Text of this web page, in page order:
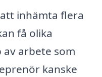
inhämta flera
få olika
arbete som
kanske